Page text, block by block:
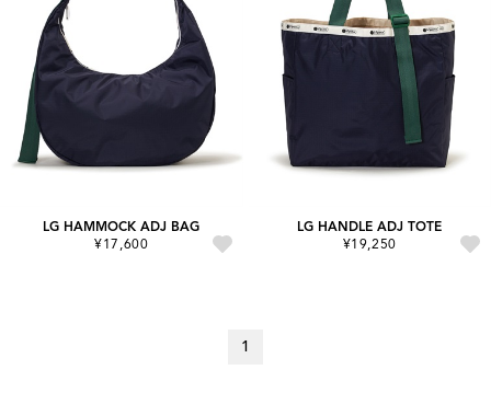
LG HAMMOCK ADJ BAG
¥17,600
LG HANDLE ADJ TOTE
¥19,250
1